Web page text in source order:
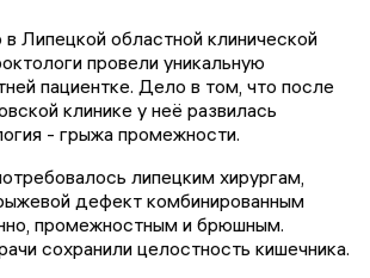
Липецкой областной клинической
провели уникальную
пациентке. Дело в том, что после
клинике у неё развилась
- грыжа промежности.
липецким хирургам,
дефект комбинированным
промежностным и брюшным.
сохранили целостность кишечника.